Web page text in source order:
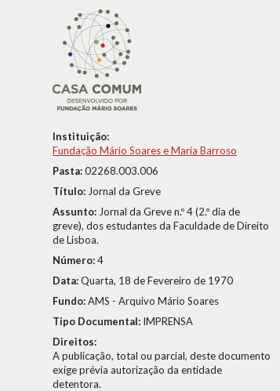
Instituição:
Fundação Mário Soares e Maria Barroso
Pasta:02268.003.006
Título: Jornal da Greve
Assunto: Jornal da Greve n.º 4 (2.º dia de
greve), dos estudantes da Faculdade de Direito
de Lisboa.
Número:4
Data:Quarta, 18 de Fevereiro de 1970
Fundo:AMS - Arquivo Mário Soares
Tipo Documental: IMPRENSA
Direitos:
A publicação, total ou parcial, deste documento
exige prévia autorização da entidade
detentora.